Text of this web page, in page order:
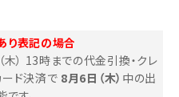
り表記の場合
木） 13時までの代金引換・クレ
ード決済で 8月6日（木） 中の出